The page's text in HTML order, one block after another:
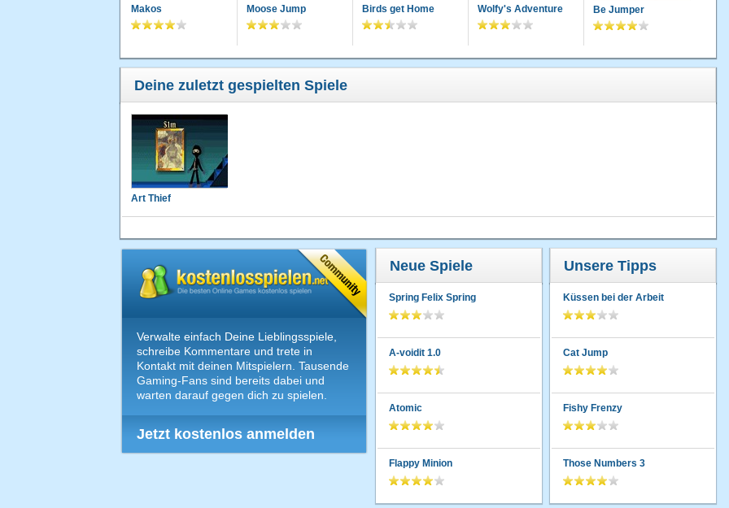
Makos Moose Jump Birds get Home Wolfy's Adventure Be Jumper
Deine zuletzt gespielten Spiele
Art Thief
Verwalte einfach Deine Lieblingsspiele,
schreibe Kommentare und trete in
Kontakt mit deinen Mitspielern. Tausende
Gaming-Fans sind bereits dabei und
warten darauf gegen dich zu spielen.
Jetzt kostenlos anmelden
Neue Spiele
Spring Felix Spring
A-voidit 1.0
Atomic
Flappy Minion
Unsere Tipps
Küssen bei der Arbeit
Cat Jump
Fishy Frenzy
Those Numbers 3